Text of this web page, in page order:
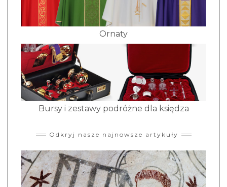
Ornaty
Bursy i zestawy podróżne dla księdza
Odkryj nasze najnowsze artykuły